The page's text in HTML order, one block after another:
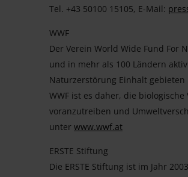
Tel. +43 50100 15105, E-Mail:
WWF
Der Verein World Wide Fund For
und in mehr als 100 Ländern
Naturzerstörung Einhalt
WWF ist es daher, die
voranzutreiben und
unter www.wwf.at
ERSTE Stiftung
Die ERSTE Stiftung ist im Jahr